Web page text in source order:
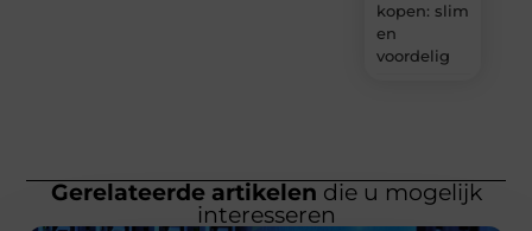
kopen: slim
en
voordelig
Gerelateerde artikelen die u mogelijk
interesseren